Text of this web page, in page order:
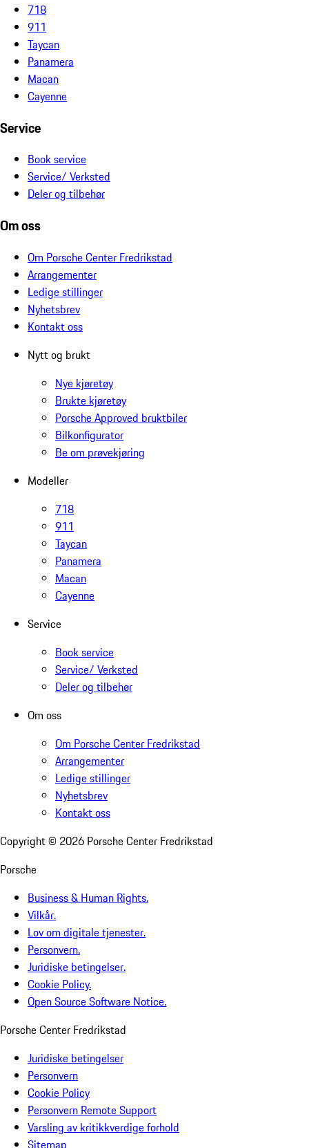
718
911
Taycan
Panamera
Macan
Cayenne
Service
Book service
Service/ Verksted
Deler og tilbehør
Om oss
Om Porsche Center Fredrikstad
Arrangementer
Ledige stillinger
Nyhetsbrev
Kontakt oss
Nytt og brukt
Nye kjøretøy
Brukte kjøretøy
Porsche Approved bruktbiler
Bilkonfigurator
Be om prøvekjøring
Modeller
718
911
Taycan
Panamera
Macan
Cayenne
Service
Book service
Service/ Verksted
Deler og tilbehør
Om oss
Om Porsche Center Fredrikstad
Arrangementer
Ledige stillinger
Nyhetsbrev
Kontakt oss
Copyright © 2026 Porsche Center Fredrikstad
Porsche
Business & Human Rights.
Vilkår.
Lov om digitale tjenester.
Personvern.
Juridiske betingelser.
Cookie Policy.
Open Source Software Notice.
Porsche Center Fredrikstad
Juridiske betingelser
Personvern
Cookie Policy
Personvern Remote Support
Varsling av kritikkverdige forhold
Sitemap